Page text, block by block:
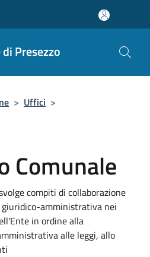
Presezzo
> Uffici >
Comunale
compiti di collaborazione
amministrativa nei
in ordine alla
alle leggi, allo